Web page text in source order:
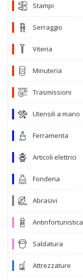
Stampi
Serraggio
Viteria
Minuteria
Trasmissioni
Utensili a mano
Ferramenta
Articoli elettrici
Fonderia
Abrasivi
Antinfortunistica
Saldatura
Attrezzature